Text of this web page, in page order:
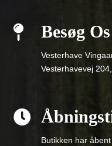
 Besøg Os
Vesterhave
Vesterhavevej

Butikken har